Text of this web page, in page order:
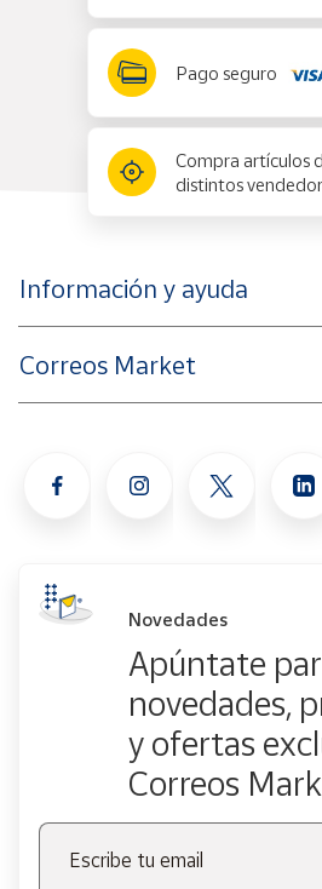
Pago seguro
Compra artículos
distintos
Información y ayuda
Correos Market
Novedades
Apúntate
novedades,
y ofertas
Correos
Escribe tu email